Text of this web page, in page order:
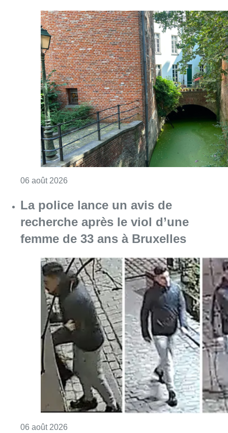
06 août 2026
La police lance un avis de
recherche après le viol d’une
femme de 33 ans à Bruxelles
06 août 2026